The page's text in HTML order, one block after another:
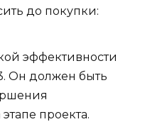
до покупки:
эффективности
Он должен быть
проекта.